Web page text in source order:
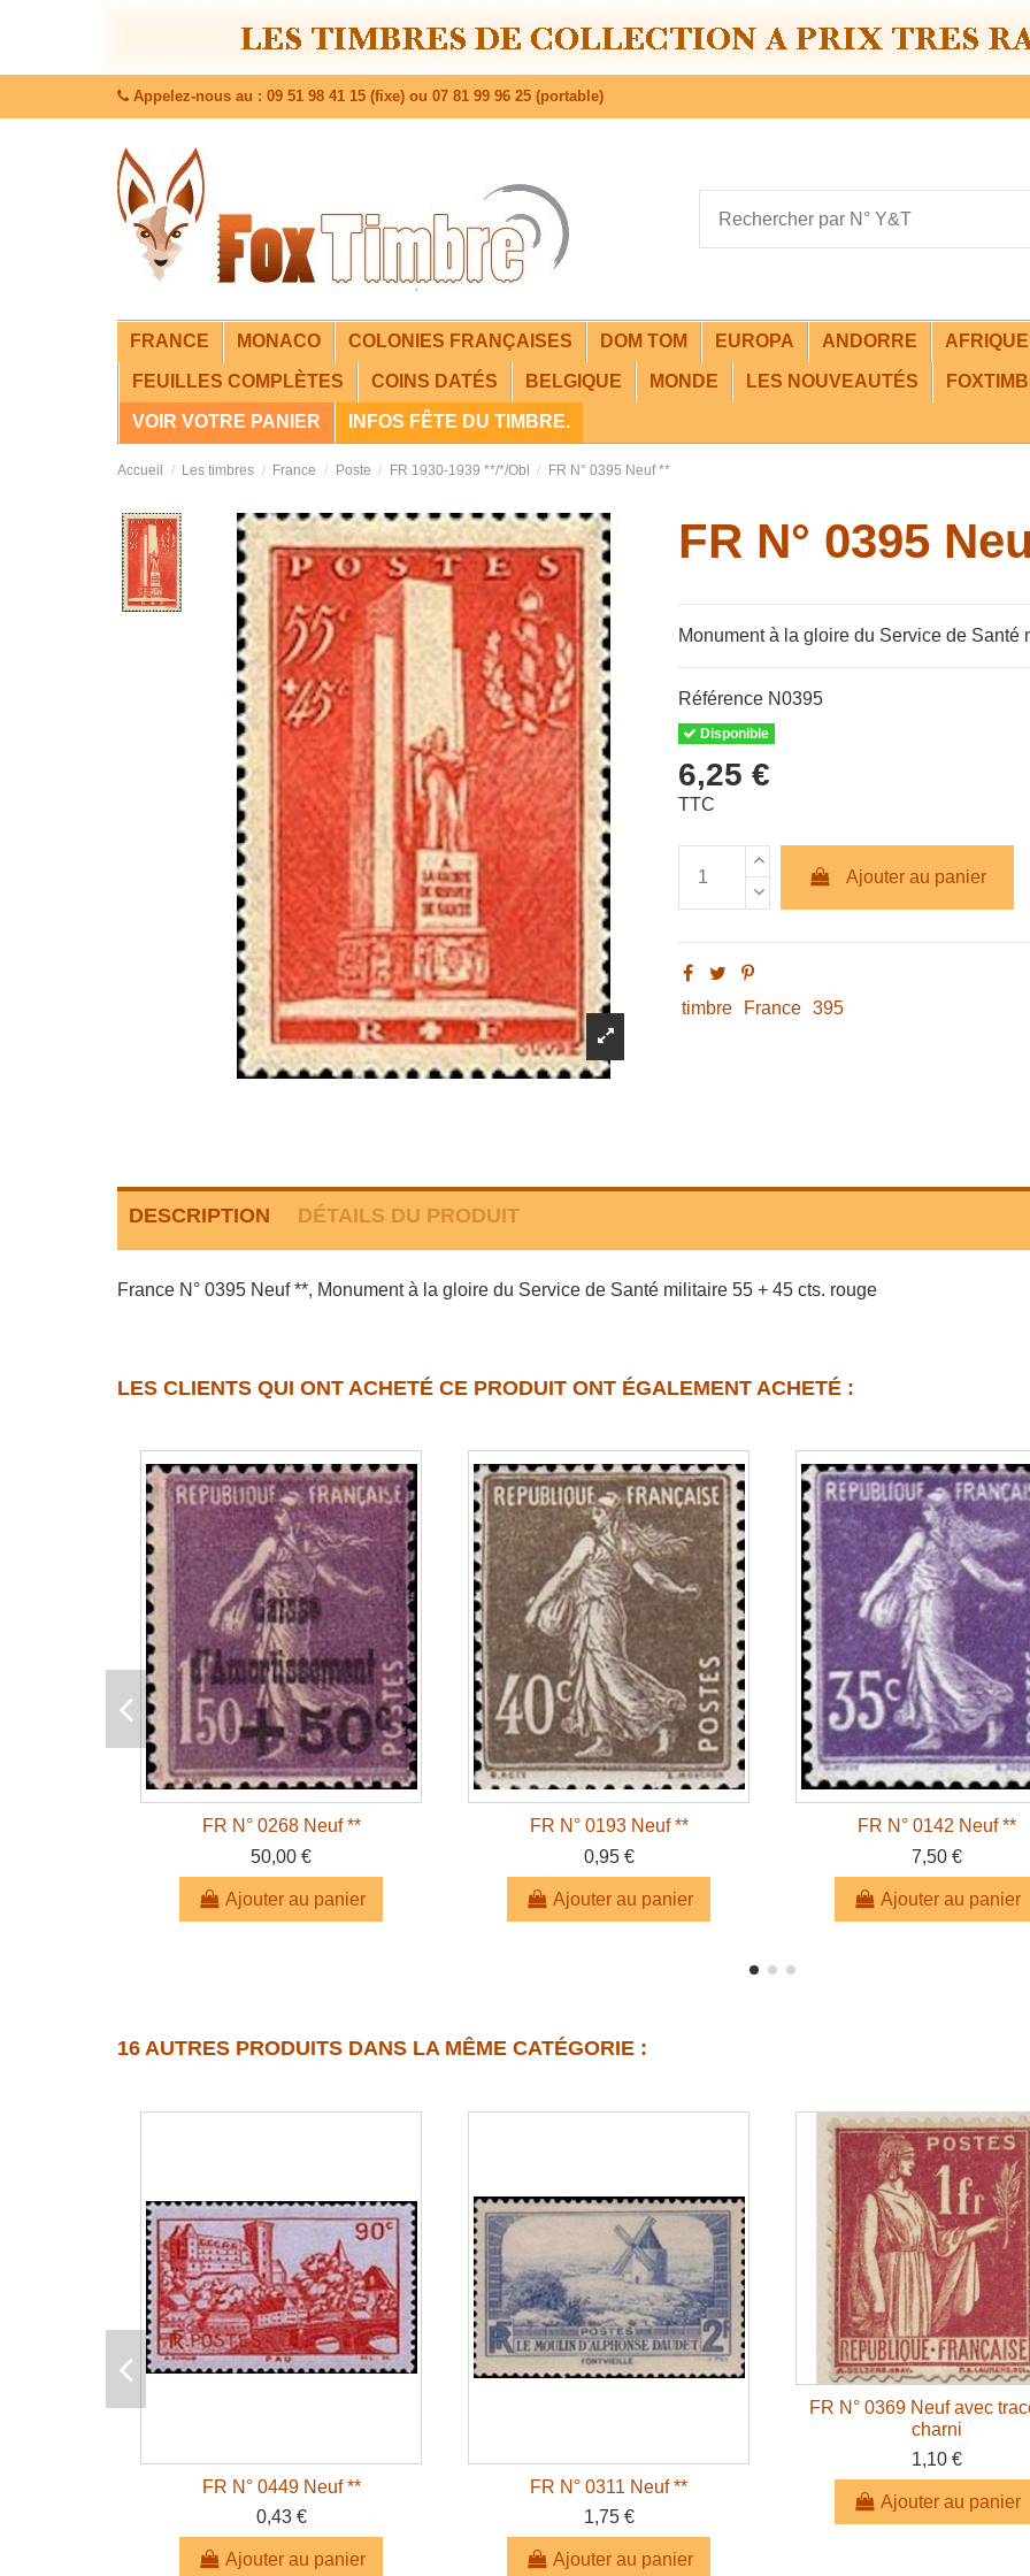
Appelez-nous au : 09 51 98 41 15 (fixe) ou 07 81 99 96 25 (portable)
FRANCE MONACO COLONIES FRANÇAISES DOM TOM EUROPA ANDORRE
FEUILLES COMPLÈTES COINS DATÉS BELGIQUE MONDE LES NOUVEAUTÉS
VOIR VOTRE PANIER INFOS FÊTE DU TIMBRE.
Accueil Les timbres France Poste FR 1930-1939 **/*/Obl FR N° 0395 Neuf **
FR N° 0395
Monument à la gloire du Service de Santé
Référence N0395
Disponible
6,25 €
TTC
Ajouter au panier
timbre France 395
DESCRIPTION DÉTAILS DU PRODUIT
France N° 0395 Neuf **, Monument à la gloire du Service de Santé militaire 55 + 45 cts. rouge
LES CLIENTS QUI ONT ACHETÉ CE PRODUIT ONT ÉGALEMENT ACHETÉ :
FR N° 0268 Neuf **
50,00 €
Ajouter au panier
FR N° 0193 Neuf **
0,95 €
Ajouter au panier
FR N° 0142 Neuf **
7,50 €
Ajouter au panier
16 AUTRES PRODUITS DANS LA MÊME CATÉGORIE :
FR N° 0449 Neuf **
0,43 €
Ajouter au panier
FR N° 0311 Neuf **
1,75 €
Ajouter au panier
FR N° 0369 Neuf avec
charni
1,10 €
Ajouter au panier